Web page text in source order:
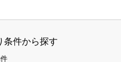
条件から探す